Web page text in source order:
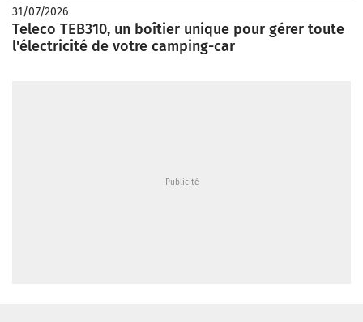
31/07/2026
Teleco TEB310, un boîtier unique pour gérer toute
l'électricité de votre camping-car